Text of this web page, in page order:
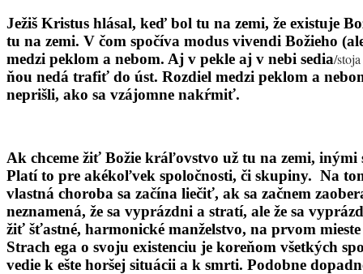
Ježiš Kristus hlásal, keď bol tu na zemi, že existuje
tu na zemi. V čom spočíva modus vivendi Božieho
medzi peklom a nebom. Aj v pekle aj v nebi sedia/stoja
ňou nedá trafiť do úst. Rozdiel medzi peklom a
neprišli, ako sa vzájomne nakŕmiť.
Ak chceme žiť Božie kráľovstvo už tu na zemi,
Platí to pre akékoľvek spoločnosti, či skupiny. Na
vlastná choroba sa začína liečiť, ak sa začnem
neznamená, že sa vyprázdni a stratí, ale že sa
žiť šťastné, harmonické manželstvo, na prvom
Strach ega o svoju existenciu je koreňom všetkých
vedie k ešte horšej situácii a k smrti. Podobne